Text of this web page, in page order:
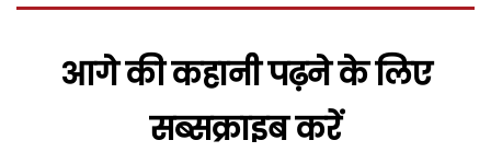
आगे की कहानी पढ़ने के लिए
सब्सक्राइब करें